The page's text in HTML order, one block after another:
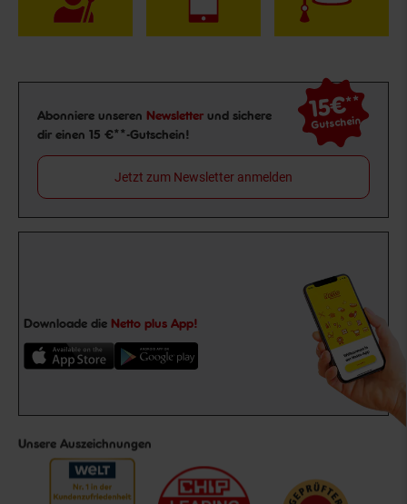
Newsletter Anmeldung
Abonniere unseren Newsletter und sichere
dir einen 15 €**-Gutschein!
15€**
Gutschein
Jetzt zum Newsletter anmelden
Downloade die Netto plus App!
Unsere Auszeichnungen